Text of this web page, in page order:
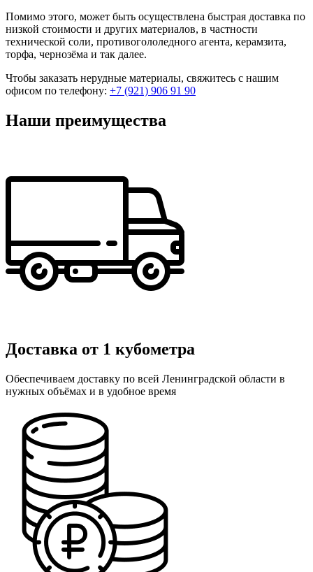
Помимо этого, может быть осуществлена быстрая доставка по
низкой стоимости и других материалов, в частности
технической соли, противогололедного агента, керамзита,
торфа, чернозёма и так далее.
Чтобы заказать нерудные материалы, свяжитесь с нашим
офисом по телефону: +7 (921) 906 91 90
Наши преимущества
Доставка от 1 кубометра
Обеспечиваем доставку по всей Ленинградской области в
нужных объёмах и в удобное время